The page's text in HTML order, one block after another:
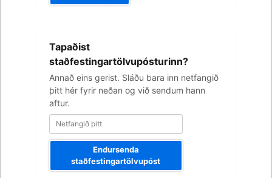
Tapaðist
staðfestingartölvupósturinn?
Annað eins gerist. Sláðu bara inn netfangið
þitt hér fyrir neðan og við sendum hann
aftur.
Endursenda
staðfestingartölvupóst